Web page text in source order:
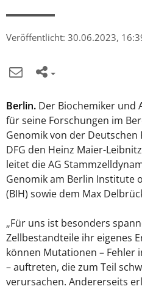
Veröffentlicht: 30.06.2023,
Berlin. Der Biochemiker und
für seine Forschungen im
Genomik von der
DFG den Heinz Maier-
leitet die AG
Genomik am Berlin Institute
(BIH) sowie dem Max
„Für uns ist besonders
Zellbestandteile ihr eigenes
können Mutationen – Fehler
– auftreten, die zum Teil
verursachen. Andererseits